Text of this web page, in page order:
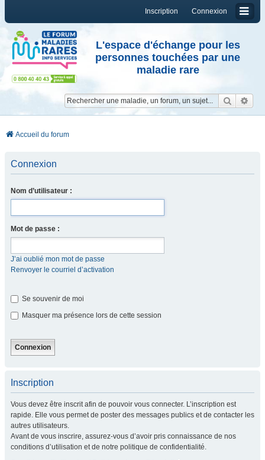
Connexion
Inscription
L'espace d'échange pour les
personnes touchées par une
maladie rare
Accueil du forum
Connexion
Nom d’utilisateur :
Mot de passe :
J’ai oublié mon mot de passe
Renvoyer le courriel d’activation
Se souvenir de moi
Masquer ma présence lors de cette session
Inscription
Vous devez être inscrit afin de pouvoir vous connecter. L’inscription est
rapide. Elle vous permet de poster des messages publics et de contacter les
autres utilisateurs.
Avant de vous inscrire, assurez-vous d’avoir pris connaissance de nos
conditions d’utilisation et de notre politique de confidentialité.